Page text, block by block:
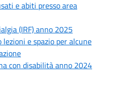
e abiti presso area
(IRF) anno 2025
e spazio per alcune
con disabilità anno 2024